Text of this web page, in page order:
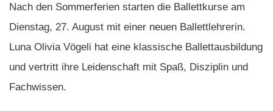
Nach den Sommerferien starten die Ballettkurse am
Dienstag, 27. August mit einer neuen Ballettlehrerin.
Luna Olivia Vögeli hat eine klassische Ballettausbildung
und vertritt ihre Leidenschaft mit Spaß, Disziplin und
Fachwissen.